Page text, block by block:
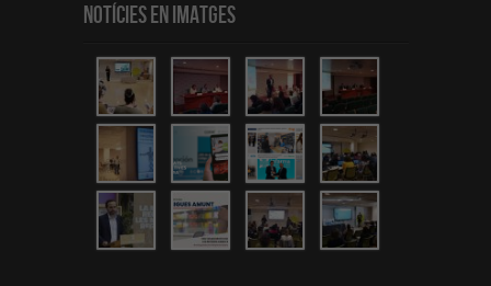
Notícies en Imatges